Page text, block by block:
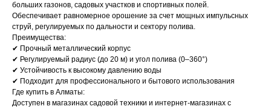
больших газонов, садовых участков и спортивных полей.
Обеспечивает равномерное орошение за счет мощных импульсных
струй, регулируемых по дальности и сектору полива.
Преимущества:
✔ Прочный металлический корпус
✔ Регулируемый радиус (до 20 м) и угол полива (0–360°)
✔ Устойчивость к высокому давлению воды
✔ Подходит для профессионального и бытового использования
Где купить в Алматы:
Доступен в магазинах садовой техники и интернет-магазинах с